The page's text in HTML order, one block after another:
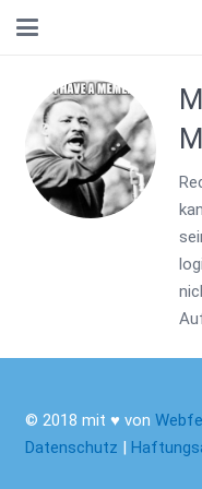
© 2018 mit ♥ von
Datenschutz |